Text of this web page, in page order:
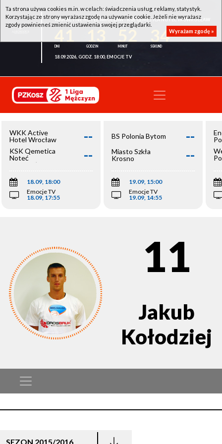
WKK ACTIVE HOTEL WROCŁAW - KSK QEMETICA NOTEĆ INOWROCŁAW
33
18.09.2026, GODZ. 18:00, EMOCJE TV
WKK Active
Hotel Wrocław
--
KSK Qemetica
Noteć
Inowrocław
--
18.09, 18:00
Emocje TV
18.09, 17:55
BS Polonia Bytom --
Miasto Szkła
Krosno
--
19.09, 15:00
Emocje TV
19.09, 14:55
11
Jakub
Kołodziej
SEZON 2015/2016
Ta strona używa cookies m.in. w celach: świadczenia usług, reklamy, statystyk.
Korzystając ze strony wyrażasz zgodę na używanie cookie. Jeżeli nie wyrażasz
zgody powinieneś zmienić ustawienia swojej przeglądarki.
Wyrażam zgodę »